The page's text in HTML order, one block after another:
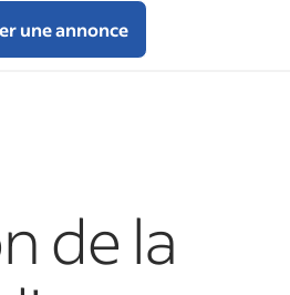
une annonce
de la